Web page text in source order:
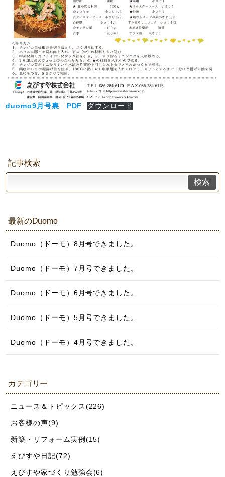
duomo9月号裏 PDF ダウンロード
記事検索
検索
最新のDuomo
Duomo（ドーモ）8月号できました。
Duomo（ドーモ）7月号できました。
Duomo（ドーモ）6月号できました。
Duomo（ドーモ）5月号できました。
Duomo（ドーモ）4月号できました。
カテゴリー
ニュース＆トピックス(226)
お客様の声(9)
新築・リフォーム実例(15)
えびすや日記(72)
えびすや家づくり勉強会(6)